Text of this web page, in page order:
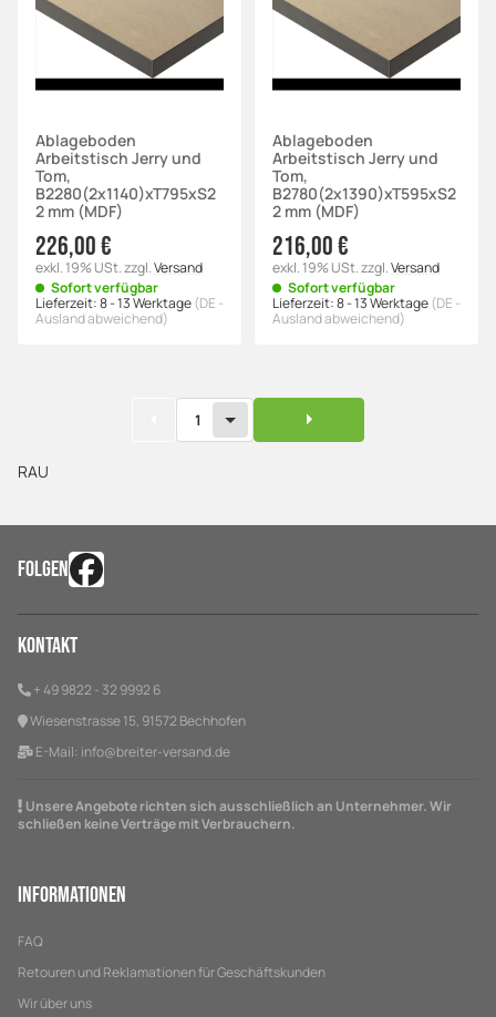
Ablageboden
Arbeitstisch Jerry und
Tom,
B2280(2x1140)xT795xS2
2 mm (MDF)
226,00 €
exkl. 19% USt.zzgl.Versand
Sofort verfügbar
Lieferzeit:8 - 13 Werktage(DE -
Ausland abweichend)
Ablageboden
Arbeitstisch Jerry und
Tom,
B2780(2x1390)xT595xS2
2 mm (MDF)
216,00 €
exkl. 19% USt.zzgl.Versand
Sofort verfügbar
Lieferzeit:8 - 13 Werktage(DE -
Ausland abweichend)
1
RAU
FOLGEN
Kontakt
+ 49 9822 - 32 9992 6
Wiesenstrasse 15, 91572 Bechhofen
E-Mail: info@breiter-versand.de
Unsere Angebote richten sich ausschließlich an Unternehmer. Wir
schließen keine Verträge mit Verbrauchern.
Informationen
FAQ
Retouren und Reklamationen für Geschäftskunden
Wir über uns